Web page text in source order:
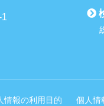
情報の利用目的 個人情